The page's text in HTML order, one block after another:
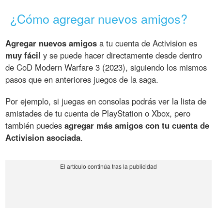
¿Cómo agregar nuevos amigos?
Agregar nuevos amigos a tu cuenta de Activision es
muy fácil y se puede hacer directamente desde dentro
de CoD Modern Warfare 3 (2023), siguiendo los mismos
pasos que en anteriores juegos de la saga.
Por ejemplo, si juegas en consolas podrás ver la lista de
amistades de tu cuenta de PlayStation o Xbox, pero
también puedesagregar más amigos con tu cuenta de
Activision asociada.